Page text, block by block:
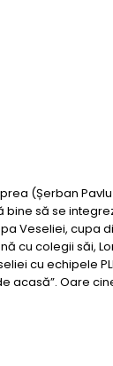
(Șerban
să se
Veseliei, cupa
cu colegii săi,
cu echipele
acasă”. Oare